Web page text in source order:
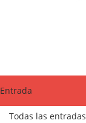
Entrada
Todas las entradas